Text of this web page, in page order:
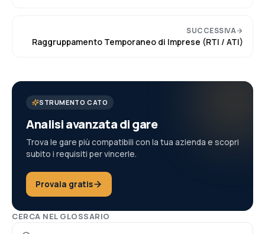
SUCCESSIVA
Raggruppamento Temporaneo di Imprese (RTI / ATI)
STRUMENTO CATO
Analisi avanzata di gare
Trova le gare più compatibili con la tua azienda e scopri
subito i requisiti per vincerle.
Provala gratis
CERCA NEL GLOSSARIO